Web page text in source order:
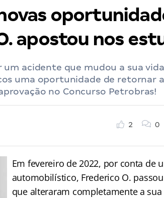
apostou nos
um acidente que mudou a sua
uma oportunidade de retornar
no Concurso Petrobras!
2 0
Em fevereiro de 2022, por conta de
automobilístico, Frederico O.
que alteraram completamente a